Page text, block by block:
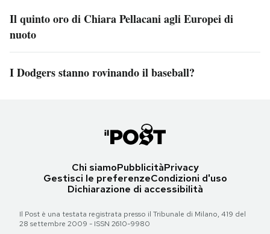
Il quinto oro di Chiara Pellacani agli Europei di
nuoto
I Dodgers stanno rovinando il baseball?
Chi siamoPubblicitàPrivacy
Gestisci le preferenzeCondizioni d'uso
Dichiarazione di accessibilità
Il Post è una testata registrata presso il Tribunale di Milano, 419 del
28 settembre 2009 - ISSN 2610-9980